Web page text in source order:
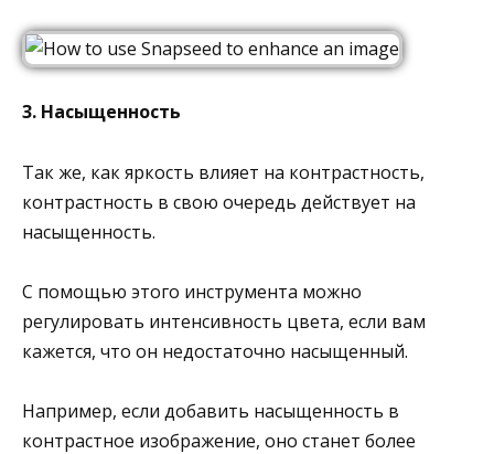
3. Насыщенность
Так же, как яркость влияет на контрастность,
контрастность в свою очередь действует на
насыщенность.
С помощью этого инструмента можно
регулировать интенсивность цвета, если вам
кажется, что он недостаточно насыщенный.
Например, если добавить насыщенность в
контрастное изображение, оно станет более